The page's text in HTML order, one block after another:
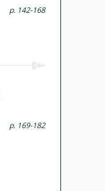
p. 142-168
p. 169-182